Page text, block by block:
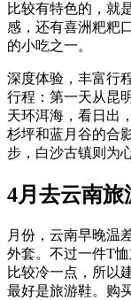
比较有特色的，就
感，还有喜洲粑粑
的小吃之一。
深度体验，丰富行
行程：第一天从昆
天环洱海，看日出
杉坪和蓝月谷的合
步，白沙古镇则为
4月去云南旅
月份，云南早晚温
外套。不过一件T
比较冷一点，所以
最好是旅游鞋。购